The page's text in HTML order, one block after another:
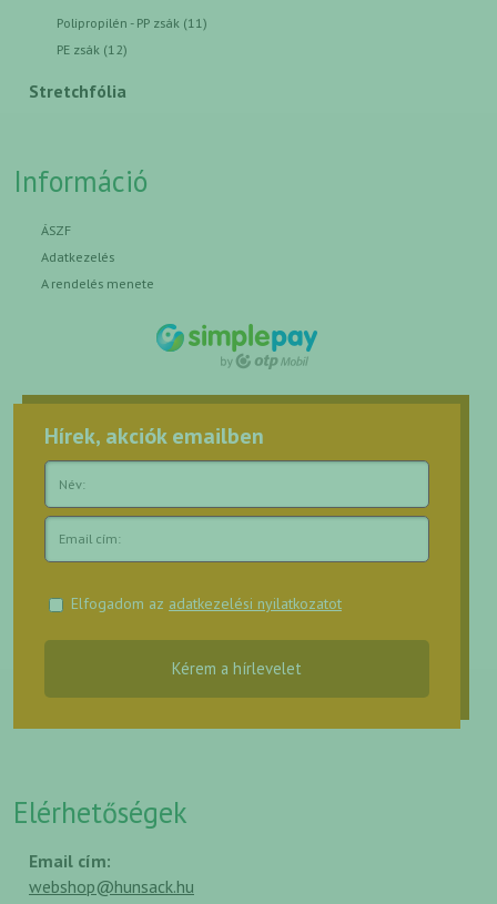
Polipropilén - PP zsák (11)
PE zsák (12)
Stretchfólia
Információ
ÁSZF
Adatkezelés
A rendelés menete
Hírek, akciók emailben
Elfogadom az adatkezelési nyilatkozatot
Kérem a hírlevelet
Elérhetőségek
Email cím:
webshop@hunsack.hu